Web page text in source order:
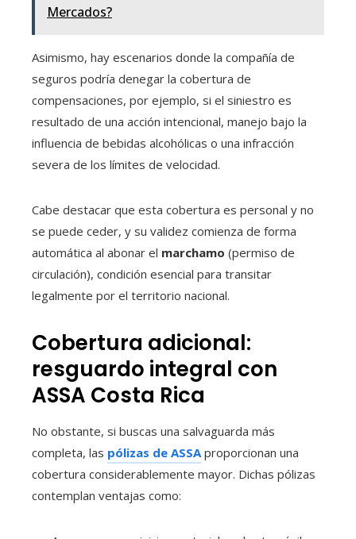
Mercados?
Asimismo, hay escenarios donde la compañía de
seguros podría denegar la cobertura de
compensaciones, por ejemplo, si el siniestro es
resultado de una acción intencional, manejo bajo la
influencia de bebidas alcohólicas o una infracción
severa de los límites de velocidad.
Cabe destacar que esta cobertura es personal y no
se puede ceder, y su validez comienza de forma
automática al abonar el marchamo (permiso de
circulación), condición esencial para transitar
legalmente por el territorio nacional.
Cobertura adicional:
resguardo integral con
ASSA Costa Rica
No obstante, si buscas una salvaguarda más
completa, las pólizas de ASSAproporcionan una
cobertura considerablemente mayor. Dichas pólizas
contemplan ventajas como: